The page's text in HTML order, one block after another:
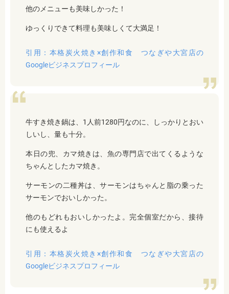
他のメニューも美味しかった！
ゆっくりできて料理も美味しくて大満足！
引用：本格炭火焼き×創作和食 つなぎや大宮店の
Googleビジネスプロフィール
牛すき焼き鍋は、1人前1280円なのに、しっかりとおい
しいし、量も十分。
本日の兜、カマ焼きは、魚の専門店で出てくるような
ちゃんとしたカマ焼き。
サーモンの二種丼は、サーモンはちゃんと脂の乗った
サーモンでおいしかった。
他のもどれもおいしかったよ。完全個室だから、接待
にも使えるよ
引用：本格炭火焼き×創作和食 つなぎや大宮店の
Googleビジネスプロフィール